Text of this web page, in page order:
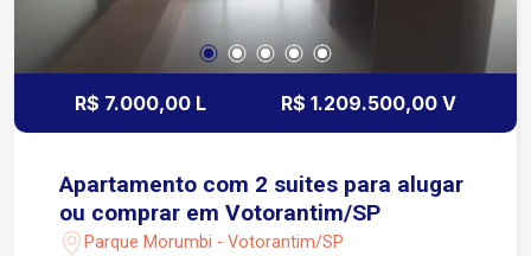
R$ 7.000,00 L R$ 1.209.500,00 V
Apartamento com 2 suites para alugar
ou comprar em Votorantim/SP
Parque Morumbi - Votorantim/SP